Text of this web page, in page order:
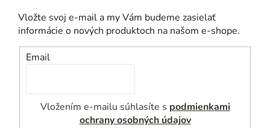
Vložte svoj e-mail a my Vám budeme zasielať
informácie o nových produktoch na našom e-shope.
Email
Vložením e-mailu súhlasíte s podmienkami
ochrany osobných údajov